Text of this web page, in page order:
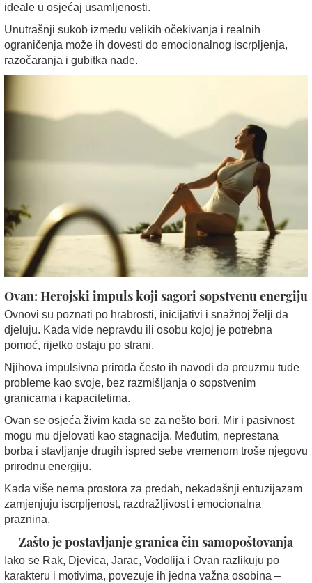
ideale u osjećaj usamljenosti.
Unutrašnji sukob između velikih očekivanja i realnih
ograničenja može ih dovesti do emocionalnog iscrpljenja,
razočaranja i gubitka nade.
Ovan: Herojski impuls koji sagori sopstvenu energiju
Ovnovi su poznati po hrabrosti, inicijativi i snažnoj želji da
djeluju. Kada vide nepravdu ili osobu kojoj je potrebna
pomoć, rijetko ostaju po strani.
Njihova impulsivna priroda često ih navodi da preuzmu tuđe
probleme kao svoje, bez razmišljanja o sopstvenim
granicama i kapacitetima.
Ovan se osjeća živim kada se za nešto bori. Mir i pasivnost
mogu mu djelovati kao stagnacija. Međutim, neprestana
borba i stavljanje drugih ispred sebe vremenom troše njegovu
prirodnu energiju.
Kada više nema prostora za predah, nekadašnji entuzijazam
zamjenjuju iscrpljenost, razdražljivost i emocionalna
praznina.
Zašto je postavljanje granica čin samopoštovanja
Iako se Rak, Djevica, Jarac, Vodolija i Ovan razlikuju po
karakteru i motivima, povezuje ih jedna važna osobina –